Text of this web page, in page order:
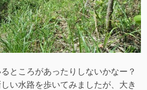
ところがあったりしないかなー？
い水路を歩いてみましたが、大き